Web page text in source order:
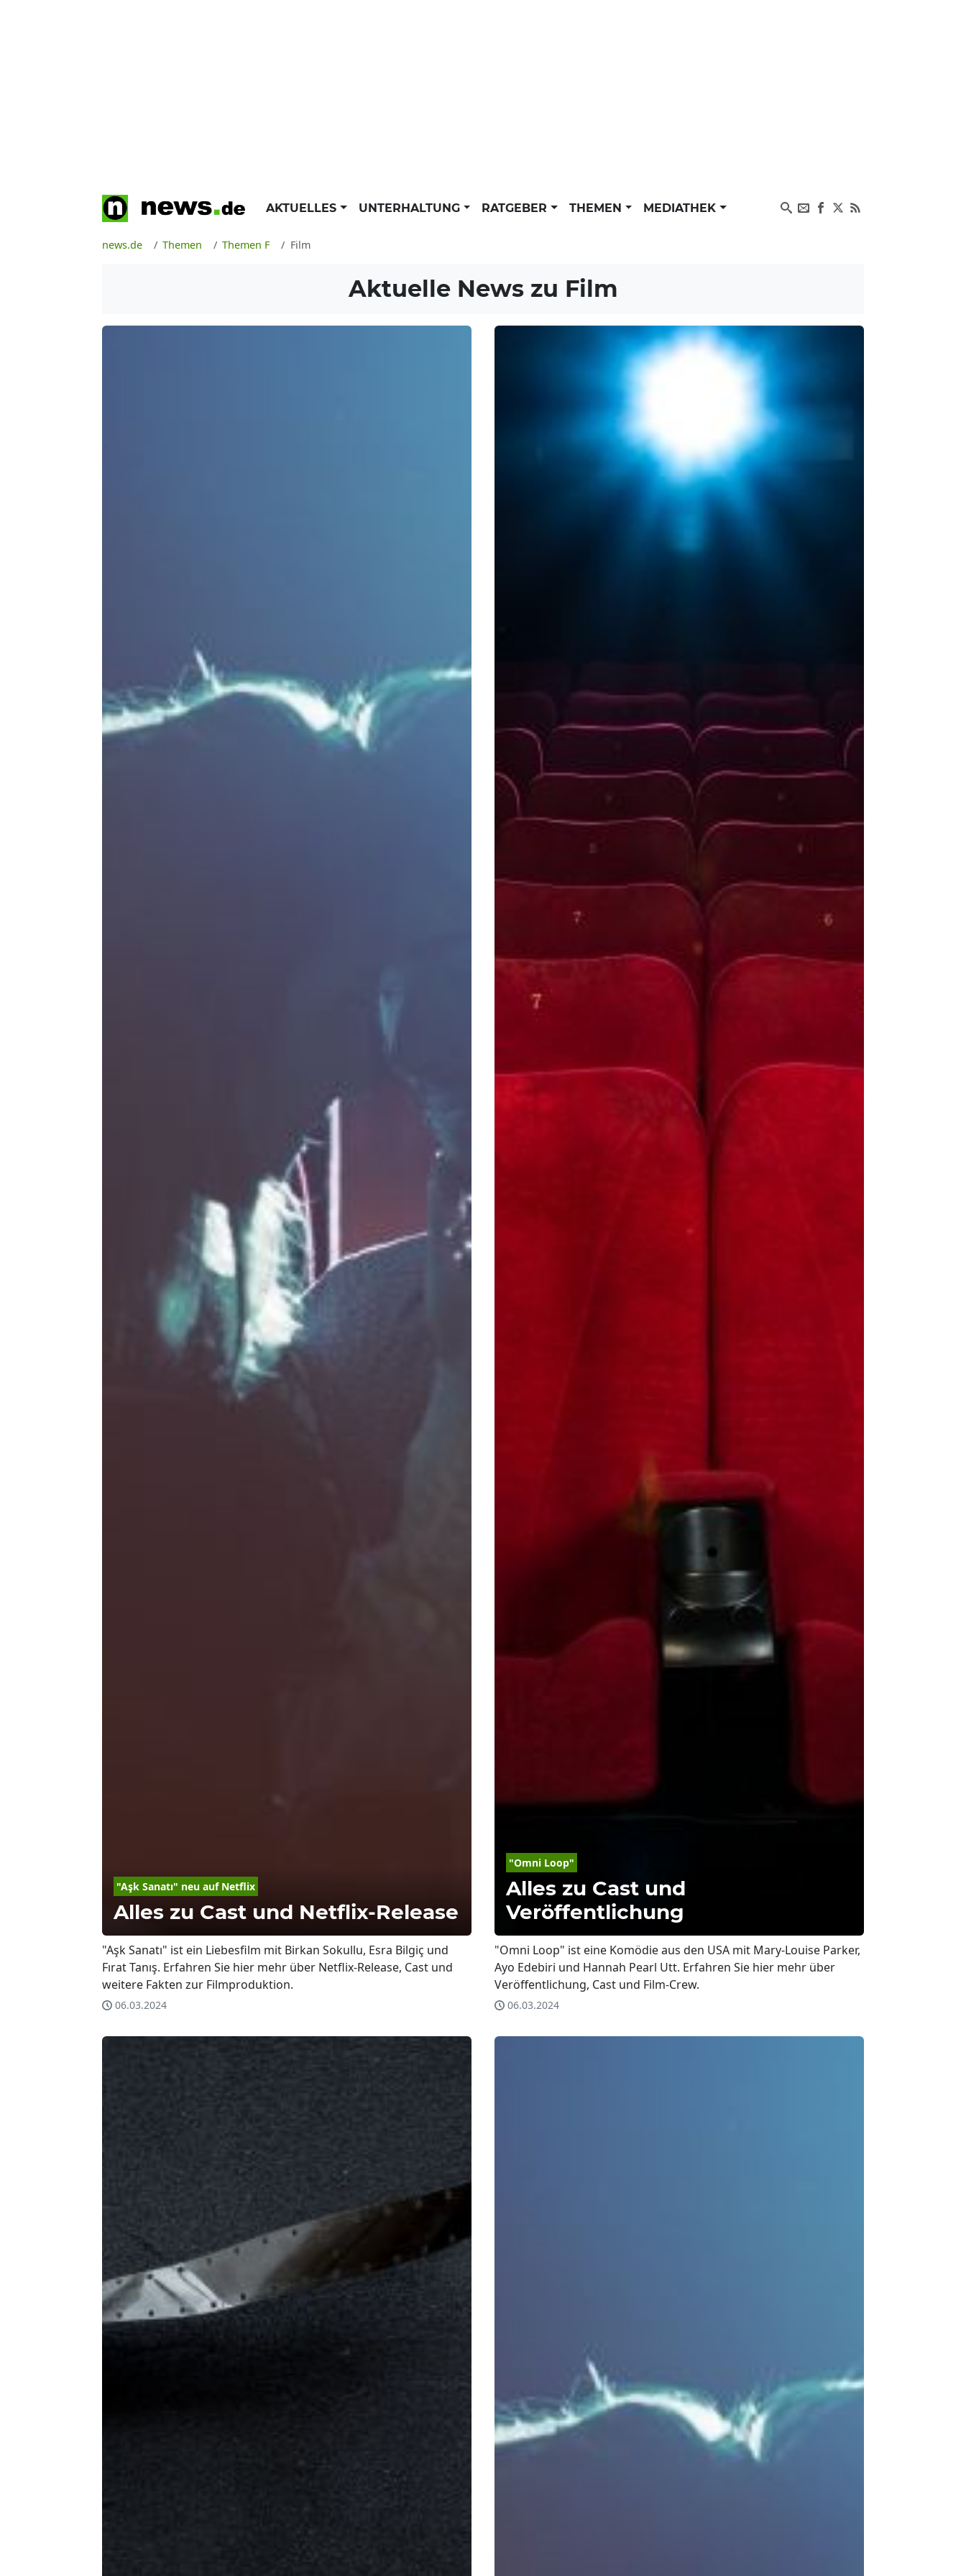
AKTUELLES UNTERHALTUNG RATGEBER THEMEN MEDIATHEK
news.de Themen Themen F Film
Aktuelle News zu Film
"Aşk Sanatı" neu auf Netflix
Alles zu Cast und Netflix-Release
"Aşk Sanatı" ist ein Liebesfilm mit Birkan Sokullu, Esra Bilgiç und
Fırat Tanış. Erfahren Sie hier mehr über Netflix-Release, Cast und
weitere Fakten zur Filmproduktion.
06.03.2024
"Omni Loop"
Alles zu Cast und
Veröffentlichung
"Omni Loop" ist eine Komödie aus den USA mit Mary-Louise Parker,
Ayo Edebiri und Hannah Pearl Utt. Erfahren Sie hier mehr über
Veröffentlichung, Cast und Film-Crew.
06.03.2024